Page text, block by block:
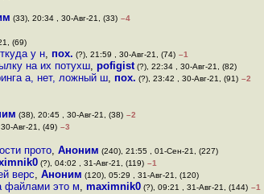
(33), 20:34 , 30-Авг-21, (33) –4
(69)
у н, пох. (?), 21:59 , 30-Авг-21, (74) –1
на их потухш, pofigist (?), 22:34 , 30-Авг-21, (82)
а, нет, ложный ш, пох. (?), 23:42 , 30-Авг-21, (91) –2
(38), 20:45 , 30-Авг-21, (38) –2
Авг-21, (49) –3
прото, Аноним (240), 21:55 , 01-Сен-21, (227)
(?), 04:02 , 31-Авг-21, (119) –1
верс, Аноним (120), 05:29 , 31-Авг-21, (120)
файлами это м, maximnik0 (?), 09:21 , 31-Авг-21, (144) –1